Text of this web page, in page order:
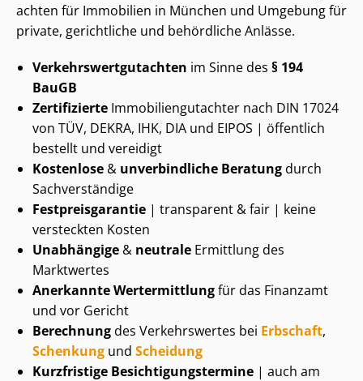
ach­ten für Immobilien in München und Umgebung für
private, gerichtliche und behördliche Anlässe.
Ver­kehrs­wert­gut­ach­ten im Sinne des § 194
BauGB
Zertifizierte Im­mo­bi­li­en­gut­ach­ter nach DIN 17024
von TÜV, DEKRA, IHK, DIA und EIPOS | öffentlich
bestellt und vereidigt
Kostenlose & unverbindliche Beratungdurch
Sachverständige
Fest­preis­ga­ran­tie | transparent & fair | keine
versteckten Kosten
Unabhängige & neutrale Ermittlung des
Marktwertes
Anerkannte Wertermittlungfür das Finanzamt
und vor Gericht
Berechnungdes Verkehrswertes bei Erbschaft,
Schenkung und Scheidung
Kurzfristige Be­sich­ti­gungs­ter­mi­ne | auch am